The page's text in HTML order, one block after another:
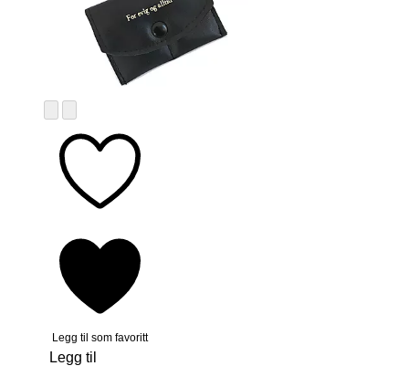
Legg til som favoritt
Legg til